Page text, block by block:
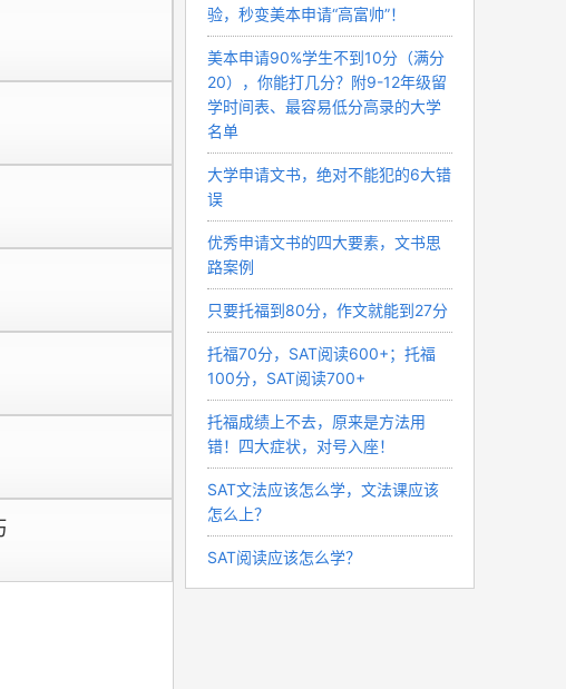
验，秒变美本申请“高富帅”！
美本申请90%学生不到10分（满分
20），你能打几分？附9-12年级留
学时间表、最容易低分高录的大学
名单
大学申请文书，绝对不能犯的6大错
误
优秀申请文书的四大要素，文书思
路案例
只要托福到80分，作文就能到27分
托福70分，SAT阅读600+；托福
100分，SAT阅读700+
托福成绩上不去，原来是方法用
错！四大症状，对号入座！
SAT文法应该怎么学，文法课应该
怎么上？
SAT阅读应该怎么学？